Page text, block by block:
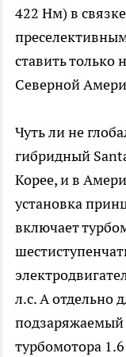
422 Нм) в
ставить
Северной
Чуть ли не
гибридный
Корее, и в
установка
включает
л.с. А отдельно
подзаряжаемый
турбомотора